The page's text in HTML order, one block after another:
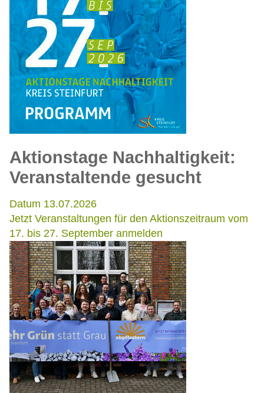
Aktionstage Nachhaltigkeit:
Veranstaltende gesucht
Datum 13.07.2026
Jetzt Veranstaltungen für den Aktionszeitraum vom
17. bis 27. September anmelden